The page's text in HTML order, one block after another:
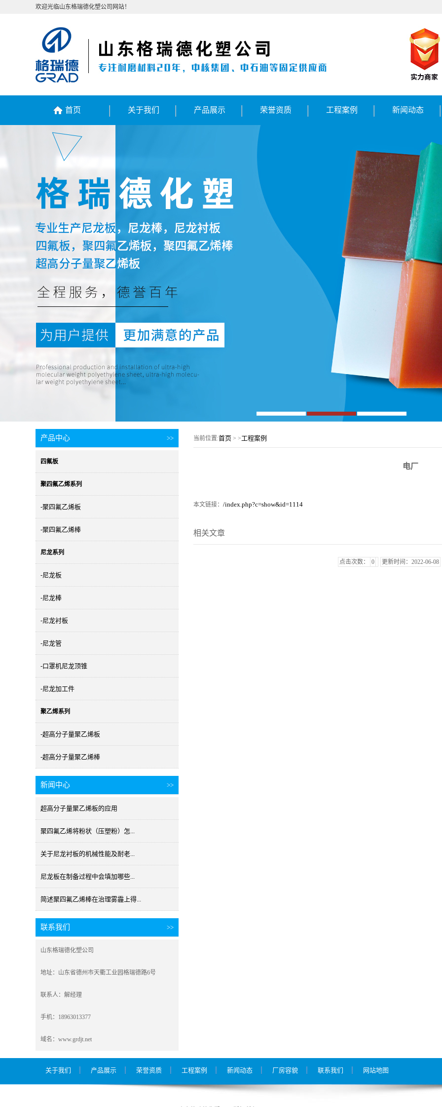
欢迎光临山东格瑞德化塑公司网站！
首页 关于我们 产品展示 荣誉资质 工程案例 新闻动态
产品中心 >>
四氟板
聚四氟乙烯系列
-聚四氟乙烯板
-聚四氟乙烯棒
尼龙系列
-尼龙板
-尼龙棒
-尼龙衬板
-尼龙管
-口罩机尼龙顶锥
-尼龙加工件
聚乙烯系列
-超高分子量聚乙烯板
-超高分子量聚乙烯棒
新闻中心 >>
超高分子量聚乙烯板的应用
聚四氟乙烯将粉状（压塑粉）怎...
关于尼龙衬板的机械性能及耐老...
尼龙板在制备过程中会填加哪些...
简述聚四氟乙烯棒在治理雾霾上得...
联系我们 >>
山东格瑞德化塑公司
地址：山东省德州市天衢工业园格瑞德路6号
联系人：解经理
手机：18963013377
域名：www.grdjt.net
当前位置:首页 > >工程案例
电厂
本文链接： /index.php?c=show&id=1114
相关文章
点击次数： 0 更新时间：2022-06-08
关于我们 产品展示 荣誉资质 工程案例 新闻动态 厂房容貌 联系我们 网站地图